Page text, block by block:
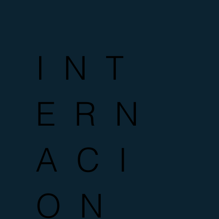
I N T
E R N
A C I
O N